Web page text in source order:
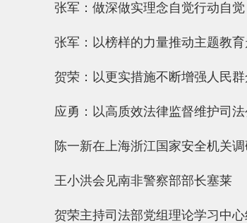
张军：做深做实理念自觉行动自
张军：以榜样的力量推动主题教
贺荣：以更实措施不断增强人民
应勇：以高质效法律监督维护司法
陈一新在上海浙江国家安全机关
王小洪会见南非警察部部长塞莱
贺荣主持司法部党组理论学习中